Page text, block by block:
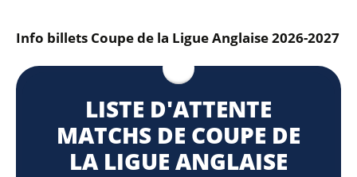
Info billets Coupe de la Ligue Anglaise 2026-2027
LISTE D'ATTENTE
MATCHS DE COUPE DE
LA LIGUE ANGLAISE